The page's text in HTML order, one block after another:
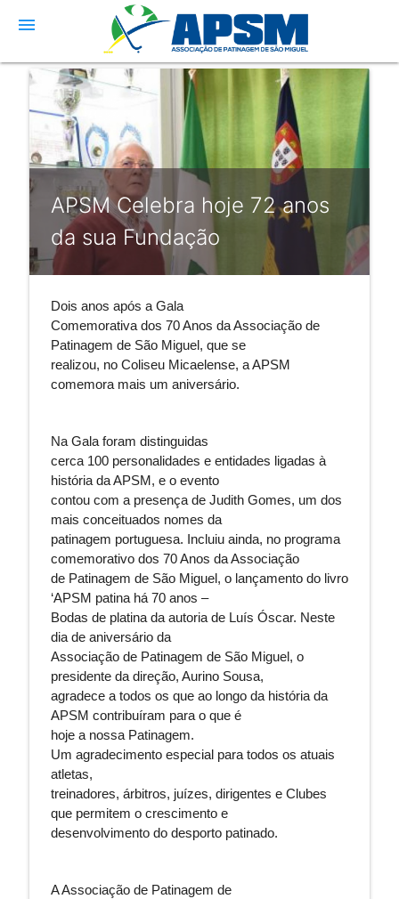
menu
APSM Celebra hoje 72 anos
da sua Fundação
Dois anos após a Gala
Comemorativa dos 70 Anos da Associação de
Patinagem de São Miguel, que se
realizou, no Coliseu Micaelense, a APSM
comemora mais um aniversário.
Na Gala foram distinguidas
cerca 100 personalidades e entidades ligadas à
história da APSM, e o evento
contou com a presença de Judith Gomes, um dos
mais conceituados nomes da
patinagem portuguesa. Incluiu ainda, no programa
comemorativo dos 70 Anos da Associação
de Patinagem de São Miguel, o lançamento do livro
‘APSM patina há 70 anos –
Bodas de platina da autoria de Luís Óscar. Neste
dia de aniversário da
Associação de Patinagem de São Miguel, o
presidente da direção, Aurino Sousa,
agradece a todos os que ao longo da história da
APSM contribuíram para o que é
hoje a nossa Patinagem.
Um agradecimento especial para todos os atuais
atletas,
treinadores, árbitros, juízes, dirigentes e Clubes
que permitem o crescimento e
desenvolvimento do desporto patinado.
A Associação de Patinagem de